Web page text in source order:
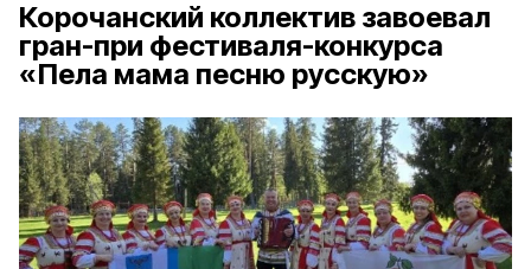
Корочанский коллектив завоевал
гран-при фести­валя-конкурса
«Пела мама песню русскую»